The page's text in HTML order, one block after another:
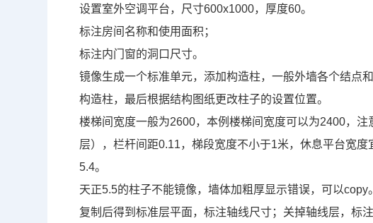
设置室外空调平台，尺寸600x1000，厚度60。
标注房间名称和使用面积；
标注内门窗的洞口尺寸。
镜像生成一个标准单元，添加构造柱，一般外墙各个结点
构造柱，最后根据结构图纸更改柱子的设置位置。
楼梯间宽度一般为2600，本例楼梯间宽度可以为2400，注
层），栏杆间距0.11，梯段宽度不小于1米，休息平台宽度
5.4。
天正5.5的柱子不能镜像，墙体加粗厚显示错误，可以copy。
复制后得到标准层平面，标注轴线尺寸；关掉轴线层，标